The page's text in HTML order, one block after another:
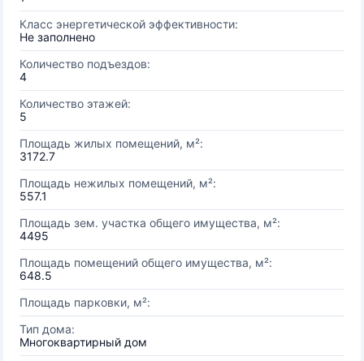
Класс энергетической эффективности:
Не заполнено
Количество подъездов:
4
Количество этажей:
5
Площадь жилых помещений, м²:
3172.7
Площадь нежилых помещений, м²:
557.1
Площадь зем. участка общего имущества, м²:
4495
Площадь помещений общего имущества, м²:
648.5
Площадь парковки, м²:
Тип дома:
Многоквартирный дом